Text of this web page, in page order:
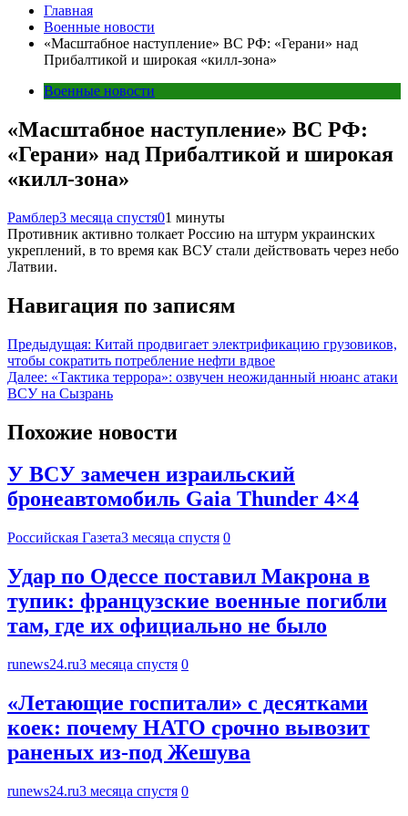
Главная
Военные новости
«Масштабное наступление» ВС РФ: «Герани» над
Прибалтикой и широкая «килл-зона»
Военные новости
«Масштабное наступление» ВС РФ:
«Герани» над Прибалтикой и широкая
«килл-зона»
Рамблер3 месяца спустя01 минуты
Противник активно толкает Россию на штурм украинских
укреплений, в то время как ВСУ стали действовать через небо
Латвии.
Навигация по записям
Предыдущая: Китай продвигает электрификацию грузовиков,
чтобы сократить потребление нефти вдвое
Далее: «Тактика террора»: озвучен неожиданный нюанс атаки
ВСУ на Сызрань
Похожие новости
У ВСУ замечен израильский
бронеавтомобиль Gaia Thunder 4×4
Российская Газета3 месяца спустя 0
Удар по Одессе поставил Макрона в
тупик: французские военные погибли
там, где их официально не было
runews24.ru3 месяца спустя 0
«Летающие госпитали» с десятками
коек: почему НАТО срочно вывозит
раненых из-под Жешува
runews24.ru3 месяца спустя 0